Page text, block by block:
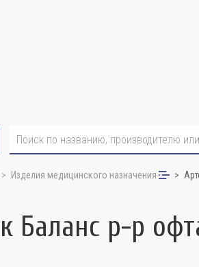
Изделия медицинского назначения
Баланс р-р